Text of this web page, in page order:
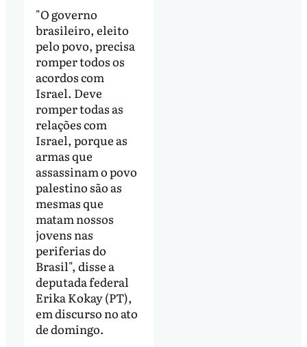
"O governo
brasileiro, eleito
pelo povo, precisa
romper todos os
acordos com
Israel. Deve
romper todas as
relações com
Israel, porque as
armas que
assassinam o povo
palestino são as
mesmas que
matam nossos
jovens nas
periferias do
Brasil", disse a
deputada federal
Erika Kokay (PT),
em discurso no ato
de domingo.